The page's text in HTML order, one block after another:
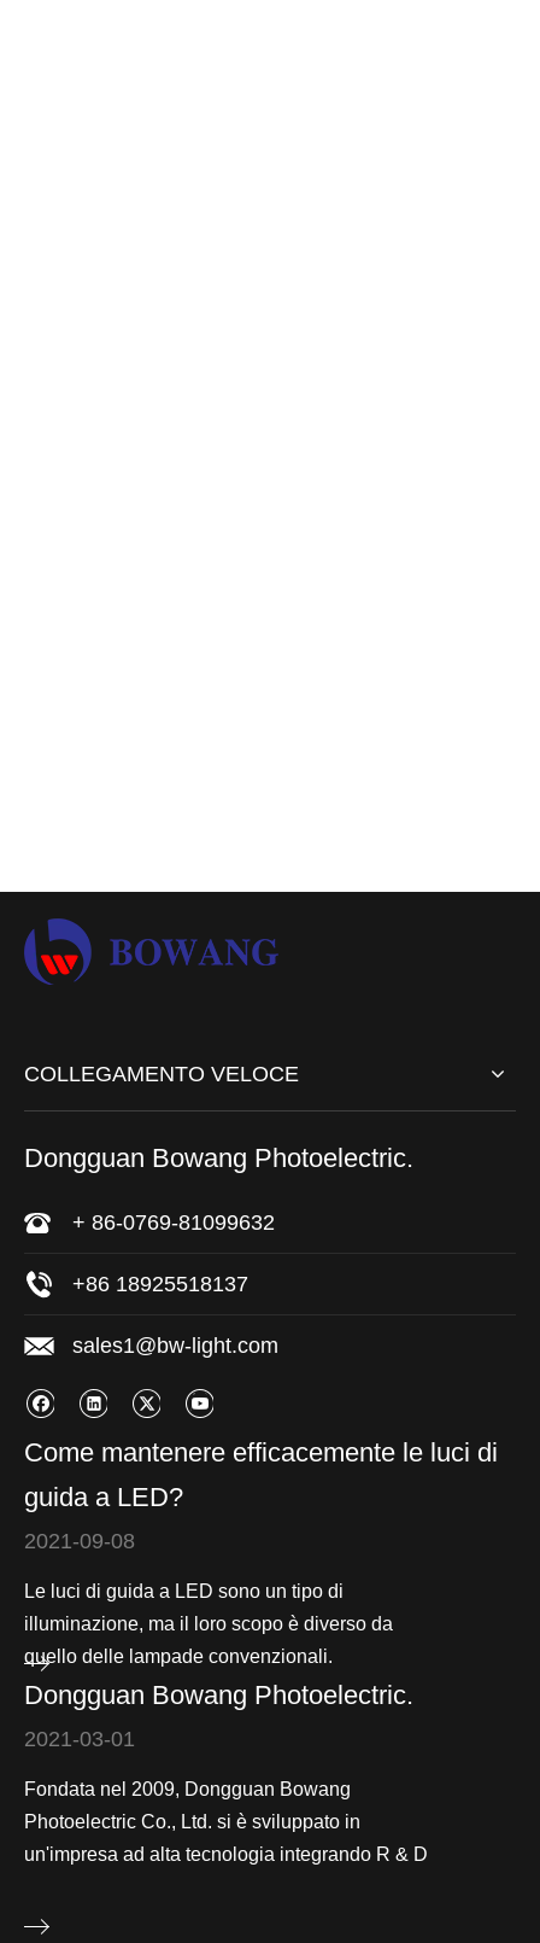
COLLEGAMENTO VELOCE
Dongguan Bowang Photoelectric.
+ 86-0769-81099632
+86 18925518137
sales1@bw-light.com
Come mantenere efficacemente le luci di
guida a LED?
2021-09-08
Le luci di guida a LED sono un tipo di
illuminazione, ma il loro scopo è diverso da
quello delle lampade convenzionali.
Dongguan Bowang Photoelectric.
2021-03-01
Fondata nel 2009, Dongguan Bowang
Photoelectric Co., Ltd. si è sviluppato in
un'impresa ad alta tecnologia integrando R & D